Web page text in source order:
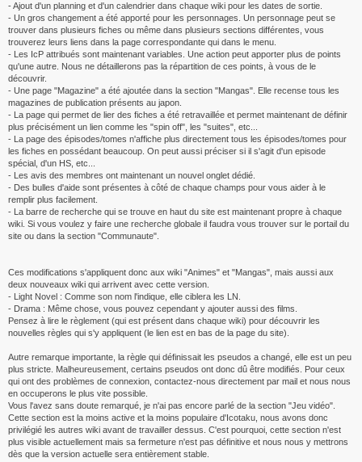
- Ajout d'un planning et d'un calendrier dans chaque wiki pour les dates de sortie.
- Un gros changement a été apporté pour les personnages. Un personnage peut se
trouver dans plusieurs fiches ou même dans plusieurs sections différentes, vous
trouverez leurs liens dans la page correspondante qui dans le menu.
- Les IcP attribués sont maintenant variables. Une action peut apporter plus de points
qu'une autre. Nous ne détaillerons pas la répartition de ces points, à vous de le
découvrir.
- Une page "Magazine" a été ajoutée dans la section "Mangas". Elle recense tous les
magazines de publication présents au japon.
- La page qui permet de lier des fiches a été retravaillée et permet maintenant de définir
plus précisément un lien comme les "spin off", les "suites", etc...
- La page des épisodes/tomes n'affiche plus directement tous les épisodes/tomes pour
les fiches en possédant beaucoup. On peut aussi préciser si il s'agit d'un episode
spécial, d'un HS, etc...
- Les avis des membres ont maintenant un nouvel onglet dédié.
- Des bulles d'aide sont présentes à côté de chaque champs pour vous aider à le
remplir plus facilement.
- La barre de recherche qui se trouve en haut du site est maintenant propre à chaque
wiki. Si vous voulez y faire une recherche globale il faudra vous trouver sur le portail du
site ou dans la section "Communaute".
Ces modifications s'appliquent donc aux wiki "Animes" et "Mangas", mais aussi aux
deux nouveaux wiki qui arrivent avec cette version.
- Light Novel : Comme son nom l'indique, elle ciblera les LN.
- Drama : Même chose, vous pouvez cependant y ajouter aussi des films.
Pensez à lire le règlement (qui est présent dans chaque wiki) pour découvrir les
nouvelles règles qui s'y appliquent (le lien est en bas de la page du site).
Autre remarque importante, la règle qui définissait les pseudos a changé, elle est un peu
plus stricte. Malheureusement, certains pseudos ont donc dû être modifiés. Pour ceux
qui ont des problèmes de connexion, contactez-nous directement par mail et nous nous
en occuperons le plus vite possible.
Vous l'avez sans doute remarqué, je n'ai pas encore parlé de la section "Jeu vidéo".
Cette section est la moins active et la moins populaire d'Icotaku, nous avons donc
privilégié les autres wiki avant de travailler dessus. C'est pourquoi, cette section n'est
plus visible actuellement mais sa fermeture n'est pas définitive et nous nous y mettrons
dès que la version actuelle sera entièrement stable.